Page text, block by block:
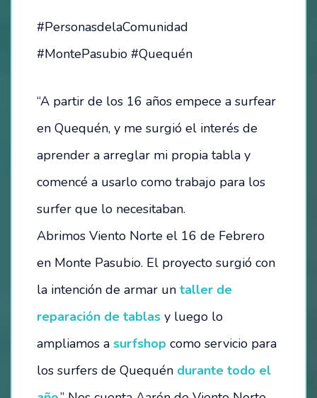
HOSTEL – LA CASITA DEL MAR
ESTACIONAMIENTO
TÉRMINOS Y CONDICIONES
EVENTOS
NOTICIAS
OPORTUNIDADES
#PersonasdelaComunidad
#MontePasubio #Quequén
“A partir de los 16 años empece a surfear
en Quequén, y me surgió el interés de
aprender a arreglar mi propia tabla y
comencé a usarlo como trabajo para los
surfer que lo necesitaban.
Abrimos Viento Norte el 16 de Febrero
en Monte Pasubio. El proyecto surgió con
la intención de armar un taller de
reparación de tablas y luego lo
ampliamos a surfshop como servicio para
los surfers de Quequén durante todo el